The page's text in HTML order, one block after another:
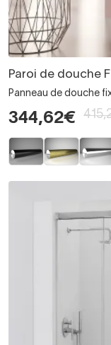
Paroi de douche
Panneau de douche
344,62€